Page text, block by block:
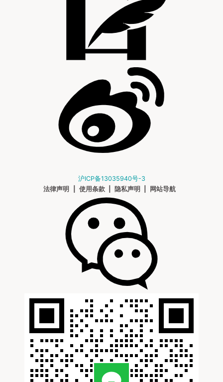
沪ICP备13035940号-3
法律声明
使用条款 隐私声明 网站导航